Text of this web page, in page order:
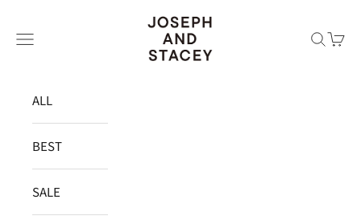
JOSEPH AND STACEY JAPAN
メニュー
検索カー
ALL
BEST
SALE